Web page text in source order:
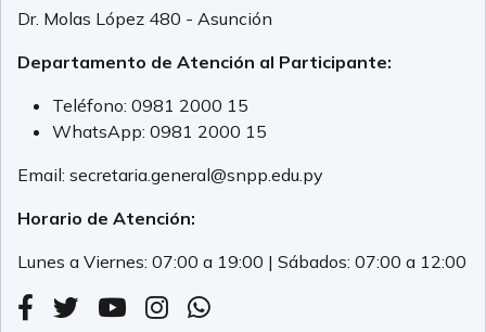
Dr. Molas López 480 - Asunción
Departamento de Atención al Participante:
Teléfono: 0981 2000 15
WhatsApp: 0981 2000 15
Email: secretaria.general@snpp.edu.py
Horario de Atención:
Lunes a Viernes: 07:00 a 19:00 | Sábados: 07:00 a 12:00